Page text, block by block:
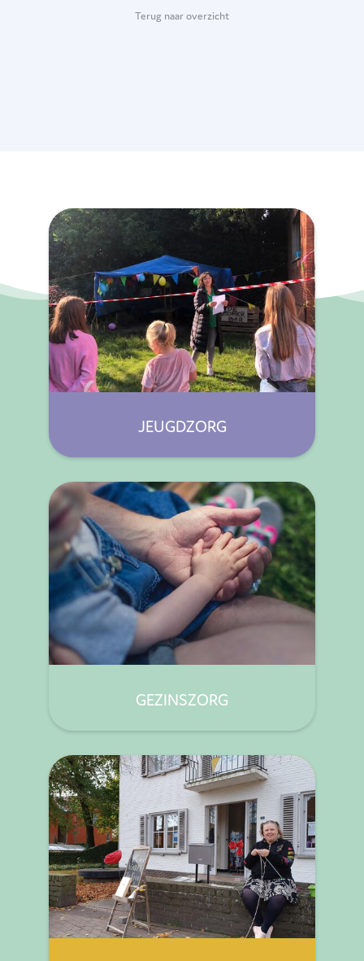
Terug naar overzicht
JEUGDZORG
GEZINSZORG